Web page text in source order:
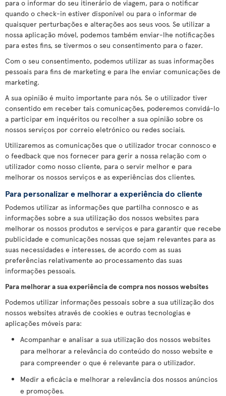
para o informar do seu itinerário de viagem, para o notificar
quando o check-in estiver disponível ou para o informar de
quaisquer perturbações e alterações aos seus voos. Se utilizar a
nossa aplicação móvel, podemos também enviar-lhe notificações
para estes fins, se tivermos o seu consentimento para o fazer.
Com o seu consentimento, podemos utilizar as suas informações
pessoais para fins de marketing e para lhe enviar comunicações de
marketing.
A sua opinião é muito importante para nós. Se o utilizador tiver
consentido em receber tais comunicações, poderemos convidá-lo
a participar em inquéritos ou recolher a sua opinião sobre os
nossos serviços por correio eletrónico ou redes sociais.
Utilizaremos as comunicações que o utilizador trocar connosco e
o feedback que nos fornecer para gerir a nossa relação com o
utilizador como nosso cliente, para o servir melhor e para
melhorar os nossos serviços e as experiências dos clientes.
Para personalizar e melhorar a experiência do cliente
Podemos utilizar as informações que partilha connosco e as
informações sobre a sua utilização dos nossos websites para
melhorar os nossos produtos e serviços e para garantir que recebe
publicidade e comunicações nossas que sejam relevantes para as
suas necessidades e interesses, de acordo com as suas
preferências relativamente ao processamento das suas
informações pessoais.
Para melhorar a sua experiência de compra nos nossos websites
Podemos utilizar informações pessoais sobre a sua utilização dos
nossos websites através de cookies e outras tecnologias e
aplicações móveis para:
Acompanhar e analisar a sua utilização dos nossos websites
para melhorar a relevância do conteúdo do nosso website e
para compreender o que é relevante para o utilizador.
Medir a eficácia e melhorar a relevância dos nossos anúncios
e promoções.